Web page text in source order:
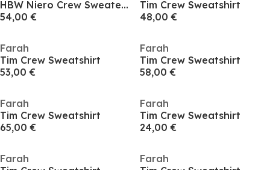
HBW Niero Crew Sweater Mens
54,00 €
Tim Crew Sweatshirt
48,00 €
Farah
Tim Crew Sweatshirt
53,00 €
Farah
Tim Crew Sweatshirt
58,00 €
Farah
Tim Crew Sweatshirt
65,00 €
Farah
Tim Crew Sweatshirt
24,00 €
Farah
Farah